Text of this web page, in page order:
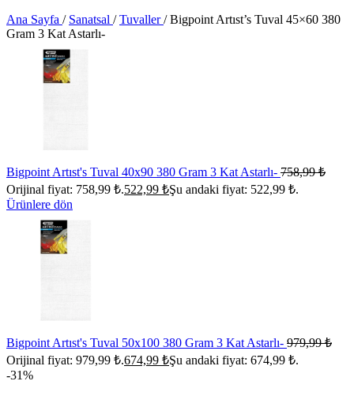
Ana Sayfa / Sanatsal / Tuvaller/ Bigpoint Artıst’s Tuval 45×60 380
Gram 3 Kat Astarlı-
Bigpoint Artıst's Tuval 40x90 380 Gram 3 Kat Astarlı- 758,99₺
Orijinal fiyat: 758,99 ₺.522,99 ₺Şu andaki fiyat: 522,99 ₺.
Ürünlere dön
Bigpoint Artıst's Tuval 50x100 380 Gram 3 Kat Astarlı- 979,99₺
Orijinal fiyat: 979,99 ₺.674,99 ₺Şu andaki fiyat: 674,99 ₺.
-31%